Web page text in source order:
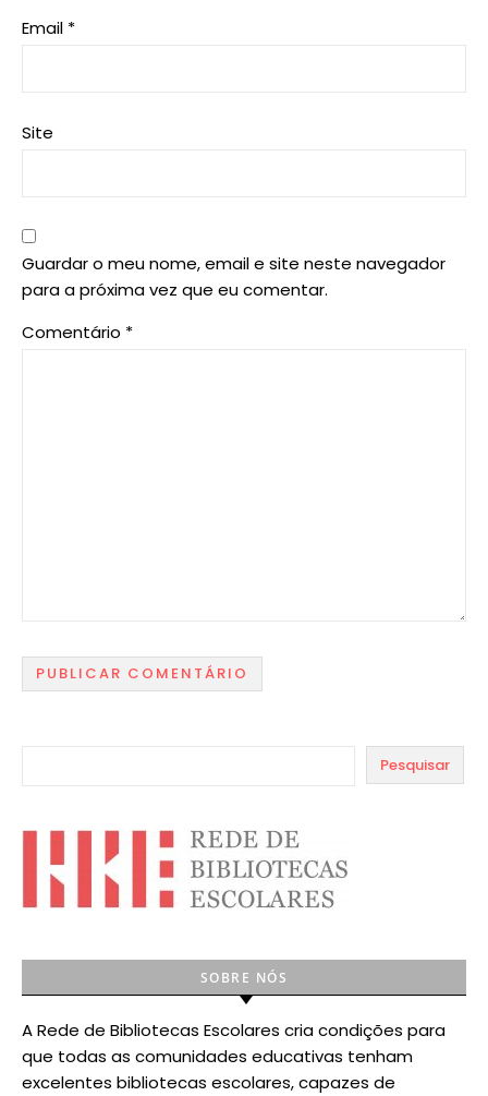
Email *
Site
Guardar o meu nome, email e site neste navegador
para a próxima vez que eu comentar.
Comentário *
Pesquisar
SOBRE NÓS
A Rede de Bibliotecas Escolares cria condições para
que todas as comunidades educativas tenham
excelentes bibliotecas escolares, capazes de